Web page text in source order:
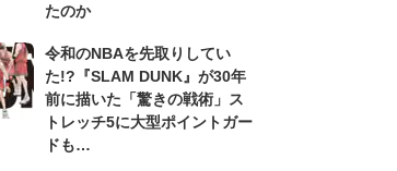
たのか
令和のNBAを先取りしてい
た!?『SLAM DUNK』が30年
前に描いた「驚きの戦術」ス
トレッチ5に大型ポイントガー
ドも…